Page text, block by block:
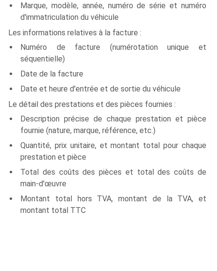
Marque, modèle, année, numéro de série et numéro
d'immatriculation du véhicule
Les informations relatives à la facture :
Numéro de facture (numérotation unique et
séquentielle)
Date de la facture
Date et heure d'entrée et de sortie du véhicule
Le détail des prestations et des pièces fournies :
Description précise de chaque prestation et pièce
fournie (nature, marque, référence, etc.)
Quantité, prix unitaire, et montant total pour chaque
prestation et pièce
Total des coûts des pièces et total des coûts de
main-d'œuvre
Montant total hors TVA, montant de la TVA, et
montant total TTC